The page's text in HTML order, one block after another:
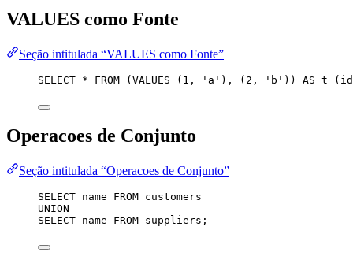
VALUES como Fonte
Seção intitulada “VALUES como Fonte”
SELECT * FROM (VALUES ( 1 , ' a ' ), ( 2 , ' b ' )) AS t
Operacoes de Conjunto
Seção intitulada “Operacoes de Conjunto”
SELECT name FROM customers
UNION
SELECT name FROM suppliers;